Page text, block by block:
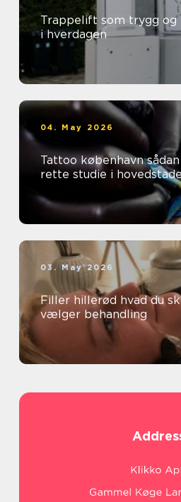
Trappelift som trygg og
i hverdagen
04. May 2026
Tattoo københavn sådan vælger du det
rette studie i
03. May 2026
Filler hillerød hvad du skal vide, før du
vælger behandling